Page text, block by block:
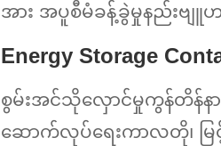
အား အပူစီမံခန့်ခွဲမှုနည်းဗျူဟာ
Energy Storage
စွမ်းအင်သိုလှောင်မှုကွန်တိန်
ဆောက်လုပ်ရေးကာလတို၊ မ